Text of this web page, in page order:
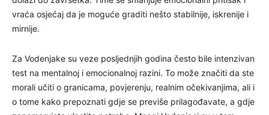
vraća osjećaj da je moguće graditi nešto stabilnije, iskrenije i
mirnije.
Za Vodenjake su veze posljednjih godina često bile intenzivan
test na mentalnoj i emocionalnoj razini. To može značiti da ste
morali učiti o granicama, povjerenju, realnim očekivanjima, ali i
o tome kako prepoznati gdje se previše prilagođavate, a gdje